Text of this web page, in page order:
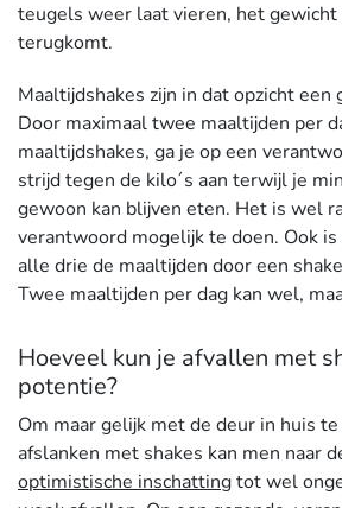
teugels weer laat vieren, het
terugkomt.
Maaltijdshakes zijn in dat opzicht een
Door maximaal twee maaltijden per
maaltijdshakes, ga je op een
strijd tegen de kilo´s aan terwijl je
gewoon kan blijven eten. Het is wel
verantwoord mogelijk te doen. Ook
alle drie de maaltijden door een
Twee maaltijden per dag kan wel,
Hoeveel kun je afvallen met
potentie?
Om maar gelijk met de deur in huis
afslanken met shakes kan men naar
optimistische inschattingtot wel